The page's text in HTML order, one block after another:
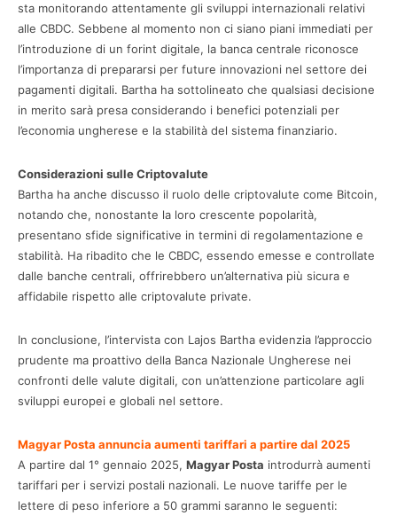
sta monitorando attentamente gli sviluppi internazionali relativi
alle CBDC. Sebbene al momento non ci siano piani immediati per
l’introduzione di un forint digitale, la banca centrale riconosce
l’importanza di prepararsi per future innovazioni nel settore dei
pagamenti digitali. Bartha ha sottolineato che qualsiasi decisione
in merito sarà presa considerando i benefici potenziali per
l’economia ungherese e la stabilità del sistema finanziario.
Considerazioni sulle Criptovalute
Bartha ha anche discusso il ruolo delle criptovalute come Bitcoin,
notando che, nonostante la loro crescente popolarità,
presentano sfide significative in termini di regolamentazione e
stabilità. Ha ribadito che le CBDC, essendo emesse e controllate
dalle banche centrali, offrirebbero un’alternativa più sicura e
affidabile rispetto alle criptovalute private.
In conclusione, l’intervista con Lajos Bartha evidenzia l’approccio
prudente ma proattivo della Banca Nazionale Ungherese nei
confronti delle valute digitali, con un’attenzione particolare agli
sviluppi europei e globali nel settore.
Magyar Posta annuncia aumenti tariffari a partire dal 2025
A partire dal 1° gennaio 2025, Magyar Posta introdurrà aumenti
tariffari per i servizi postali nazionali. Le nuove tariffe per le
lettere di peso inferiore a 50 grammi saranno le seguenti: